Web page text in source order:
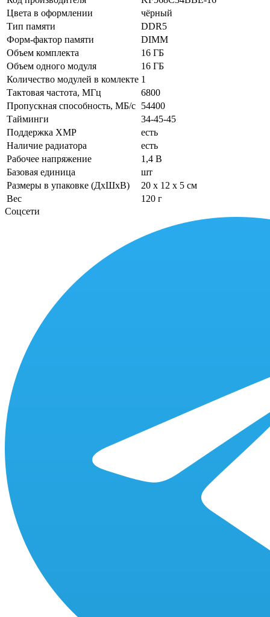
Цвета в оформлении
чёрный
Тип памяти
DDR5
Форм-фактор памяти
DIMM
Объем комплекта
16 ГБ
Объем одного модуля
16 ГБ
Количество модулей в комлекте 1
Тактовая частота, МГц
6800
Пропускная способность, МБ/с 54400
Тайминги
34-45-45
Поддержка XMP
есть
Наличие радиатора
есть
Рабочее напряжение
1,4 В
Базовая единица
шт
Размеры в упаковке (ДхШхВ)
20 x 12 x 5 см
Вес
120 г
Соцсети